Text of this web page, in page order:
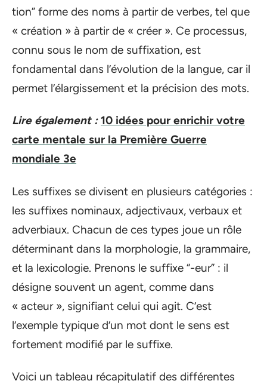
tion” forme des noms à partir de verbes, tel que
« création » à partir de « créer ». Ce processus,
connu sous le nom de suffixation, est
fondamental dans l’évolution de la langue, car il
permet l’élargissement et la précision des mots.
Lire également : 10 idées pour enrichir votre
carte mentale sur la Première Guerre
mondiale 3e
Les suffixes se divisent en plusieurs catégories :
les suffixes nominaux, adjectivaux, verbaux et
adverbiaux. Chacun de ces types joue un rôle
déterminant dans la morphologie, la grammaire,
et la lexicologie. Prenons le suffixe “-eur” : il
désigne souvent un agent, comme dans
« acteur », signifiant celui qui agit. C’est
l’exemple typique d’un mot dont le sens est
fortement modifié par le suffixe.
Voici un tableau récapitulatif des différentes